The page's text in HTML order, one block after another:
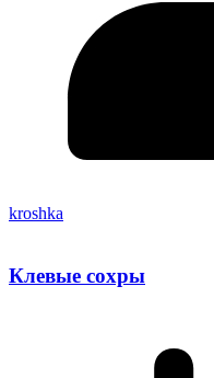
kroshka
Клевые сохры